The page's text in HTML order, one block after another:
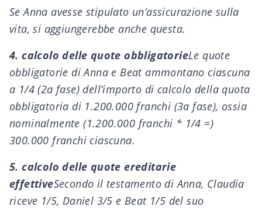
Se Anna avesse stipulato un’assicurazione sulla
vita, si aggiungerebbe anche questa.
4. calcolo delle quote obbligatorieLe quote
obbligatorie di Anna e Beat ammontano ciascuna
a 1/4 (2a fase) dell’importo di calcolo della quota
obbligatoria di 1.200.000 franchi (3a fase), ossia
nominalmente (1.200.000 franchi * 1/4 =)
300.000 franchi ciascuna.
5. calcolo delle quote ereditarie
effettiveSecondo il testamento di Anna, Claudia
riceve 1/5, Daniel 3/5 e Beat 1/5 del suo